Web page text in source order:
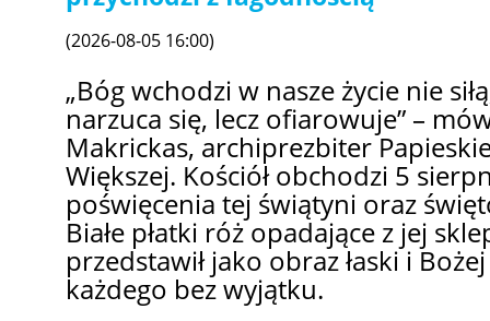
(2026-08-05 16:00)
„Bóg wchodzi w nasze życie nie
narzuca się, lecz ofiarowuje” –
Makrickas, archiprezbiter
Większej. Kościół obchodzi 5
poświęcenia tej świątyni oraz
Białe płatki róż opadające z jej
przedstawił jako obraz łaski i
każdego bez wyjątku.